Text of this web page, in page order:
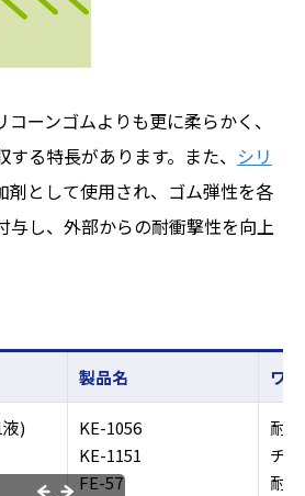
ーンゴムよりも更に柔らかく、
る特長があります。また、 シリ
剤として使用され、ゴム弾性を各
与し、外部からの耐衝撃性を向上
製品名 ワ
)
KE-1056
KE-1151
FE-57
耐
チ
耐